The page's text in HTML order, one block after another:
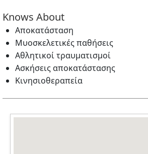
Knows About
Αποκατάσταση
Μυοσκελετικές παθήσεις
Αθλητικοί τραυματισμοί
Ασκήσεις αποκατάστασης
Κινησιοθεραπεία